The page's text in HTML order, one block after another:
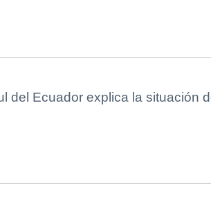
del Ecuador explica la situación